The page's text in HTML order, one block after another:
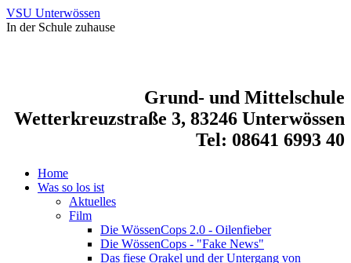
VSU Unterwössen
In der Schule zuhause
Grund- und Mittelschule
Wetterkreuzstraße 3, 83246 Unterwössen
Tel: 08641 6993 40
Home
Was so los ist
Aktuelles
Film
Die WössenCops 2.0 - Oilenfieber
Die WössenCops - "Fake News"
Das fiese Orakel und der Untergang von